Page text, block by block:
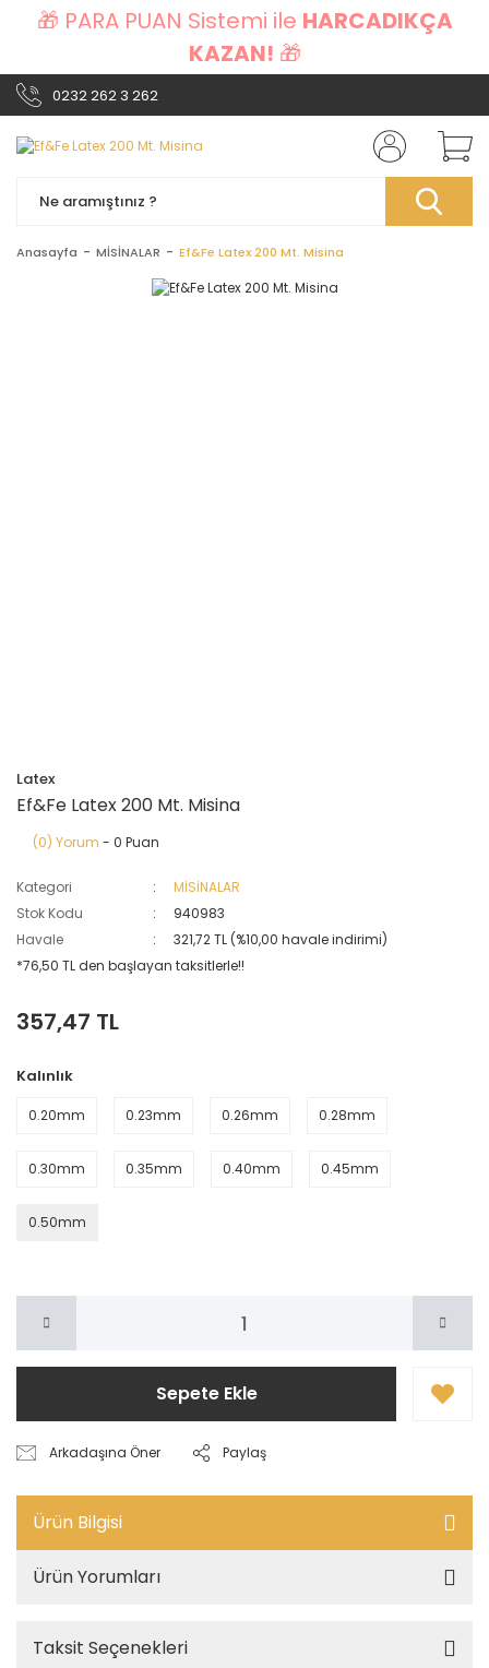
🎁 PARA PUAN Sistemi ile HARCADIKÇA
KAZAN! 🎁
0232 262 3 262
Anasayfa MİSİNALAR Ef&Fe Latex 200 Mt. Misina
Latex
Ef&Fe Latex 200 Mt. Misina
(0) Yorum - 0 Puan
Kategori
MİSİNALAR
Stok Kodu
940983
Havale
321,72 TL (%10,00 havale indirimi)
*76,50 TL den başlayan taksitlerle!!
357,47 TL
Kalınlık
0.20mm 0.23mm 0.26mm 0.28mm
0.30mm 0.35mm 0.40mm 0.45mm
0.50mm
Sepete Ekle
Arkadaşına Öner Paylaş
Ürün Bilgisi
Ürün Yorumları
Taksit Seçenekleri